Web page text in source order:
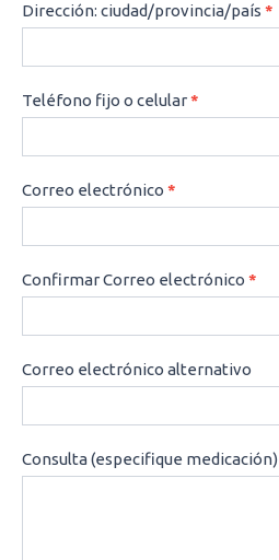
Dirección: ciudad/provincia/país *
Teléfono fijo o celular*
Correo electrónico *
Confirmar Correo electrónico *
Correo electrónico alternativo
Consulta (especifique medicación)